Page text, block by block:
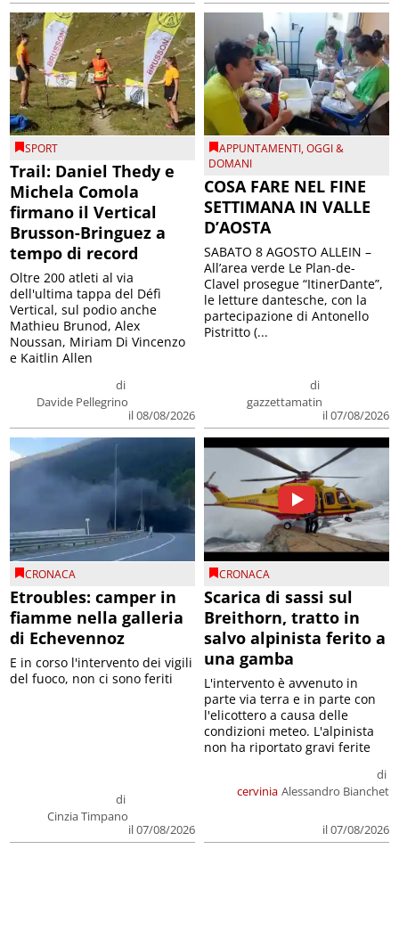
SPORT
Trail: Daniel Thedy e
Michela Comola
firmano il Vertical
Brusson-Bringuez a
tempo di record
di
Davide Pellegrino
il 08/08/2026
Oltre 200 atleti al via
dell'ultima tappa del Défì
Vertical, sul podio anche
Mathieu Brunod, Alex
Noussan, Miriam Di Vincenzo
e Kaitlin Allen
APPUNTAMENTI,OGGI &
DOMANI
COSA FARE NEL FINE
SETTIMANA IN VALLE
D’AOSTA
di
gazzettamatin
il 07/08/2026
SABATO 8 AGOSTO ALLEIN –
All’area verde Le Plan-de-
Clavel prosegue “ItinerDante”,
le letture dantesche, con la
partecipazione di Antonello
Pistritto (...
CRONACA
Etroubles: camper in
fiamme nella galleria
di Echevennoz
di
Cinzia Timpano
il 07/08/2026
E in corso l'intervento dei vigili
del fuoco, non ci sono feriti
CRONACA
Scarica di sassi sul
Breithorn, tratto in
salvo alpinista ferito a
una gamba
cervinia
di
Alessandro Bianchet
il 07/08/2026
L'intervento è avvenuto in
parte via terra e in parte con
l'elicottero a causa delle
condizioni meteo. L'alpinista
non ha riportato gravi ferite